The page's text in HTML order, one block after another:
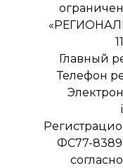
Главный
Телефон
ФС77-